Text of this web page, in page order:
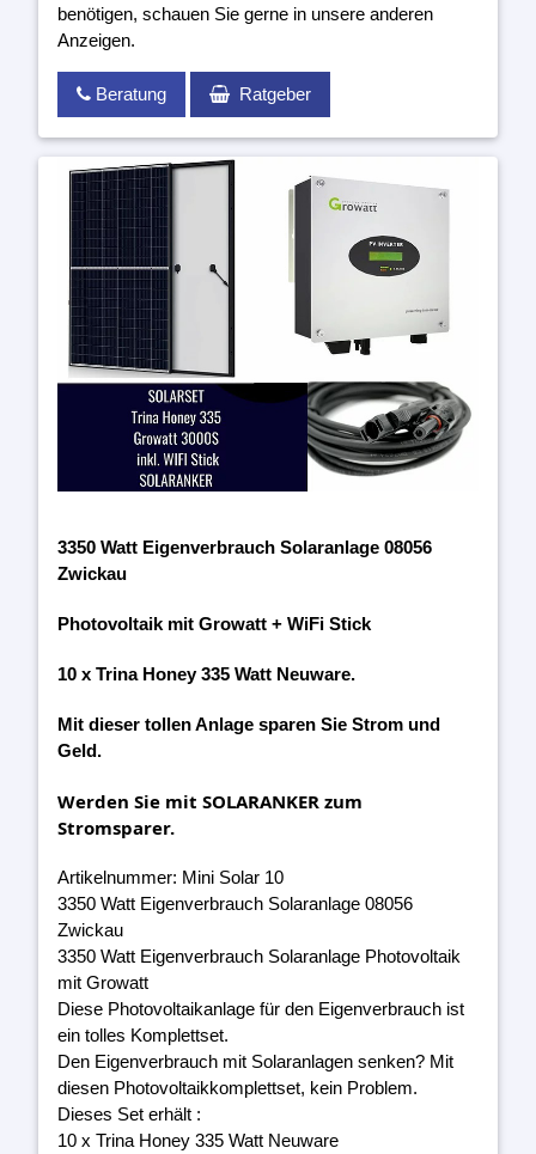
benötigen, schauen Sie gerne in unsere anderen
Anzeigen.
Beratung Ratgeber
3350 Watt Eigenverbrauch Solaranlage 08056
Zwickau
Photovoltaik mit Growatt + WiFi Stick
10 x Trina Honey 335 Watt Neuware.
Mit dieser tollen Anlage sparen Sie Strom und
Geld.
Werden Sie mit SOLARANKER zum
Stromsparer.
Artikelnummer: Mini Solar 10
3350 Watt Eigenverbrauch Solaranlage 08056
Zwickau
3350 Watt Eigenverbrauch Solaranlage Photovoltaik
mit Growatt
Diese Photovoltaikanlage für den Eigenverbrauch ist
ein tolles Komplettset.
Den Eigenverbrauch mit Solaranlagen senken? Mit
diesen Photovoltaikkomplettset, kein Problem.
Dieses Set erhält :
10 x Trina Honey 335 Watt Neuware